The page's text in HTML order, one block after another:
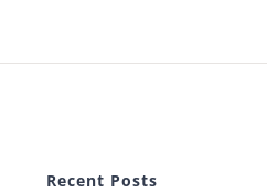
Recent Posts